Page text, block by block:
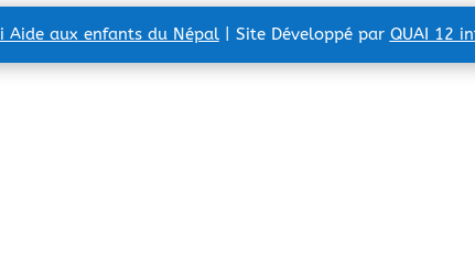
Aide aux enfants du Népal | Site Développé par QUAI 12